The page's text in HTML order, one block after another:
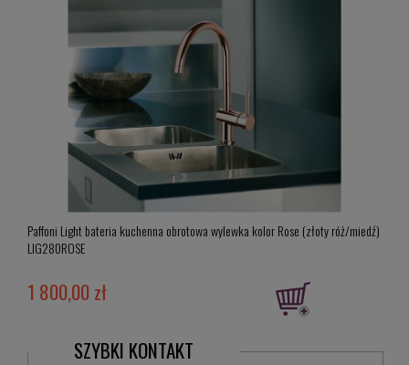
Paffoni Light bateria kuchenna obrotowa wylewka kolor Rose (złoty róż/miedź)
LIG280ROSE
1 800,00 zł
SZYBKI KONTAKT